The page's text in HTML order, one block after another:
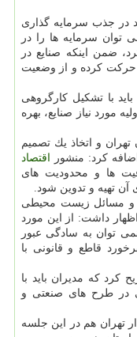
در جذب سرمایه گذاری
توان سرمایه ها را در
ضمن اینكه صنایع در
حركت كرده و از وضعیت
با تشكیل كارگروهی
مورد نیاز صنایع، بهره
و اتخاذ یك تصمیم
كرد: منشور اقتصاد
ها و محدودیت های
تهیه و تدوین شود.
و مسائل زیست محیطی
داشت: از این مورد
توان به سادگی عبور
قاطع و قانونی با
كرد كه مدیران باید با
در طرح های صنعتی و
تهران هم در این جلسه